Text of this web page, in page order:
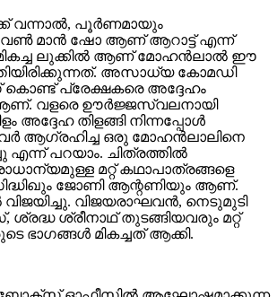
വന്നാൽ, പൂർണമായും
വൺ മാൻ ഷോ ആണ് ആറാട്ട് എന്ന്
മികച്ച ലുക്കിൽ ആണ് മോഹൻലാൽ ഈ
അസാധ്യ കോമഡി
പ്രേക്ഷകരെ അദ്ദേഹം
ആണ്. വളരെ ഊർജ്ജസ്വലനായി
അദ്ദേഹ തിളങ്ങി നിന്നപ്പോൾ
ആഗ്രഹിച്ച ഒരു മോഹൻലാലിനെ
എന്ന് പറയാം. ചിത്രത്തിൽ
മറ്റ് കഥാപാത്രങ്ങളെ
സിദ്ധിഖും ജോണി ആന്റണിയും ആണ്.
വിജയരാഘവൻ, നെടുമുടി
ശ്രീനാഥ്‌ തുടങ്ങിയവരും മറ്റ്‌
ഭാഗങ്ങൾ മികച്ചത് ആക്കി.